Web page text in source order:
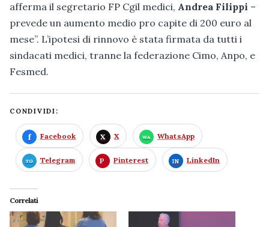
afferma il segretario FP Cgil medici, Andrea Filippi –
prevede un aumento medio pro capite di 200 euro al
mese”. L’ipotesi di rinnovo è stata firmata da tutti i
sindacati medici, tranne la federazione Cimo, Anpo, e
Fesmed.
CONDIVIDI:
Facebook X WhatsApp
Telegram Pinterest LinkedIn
Correlati